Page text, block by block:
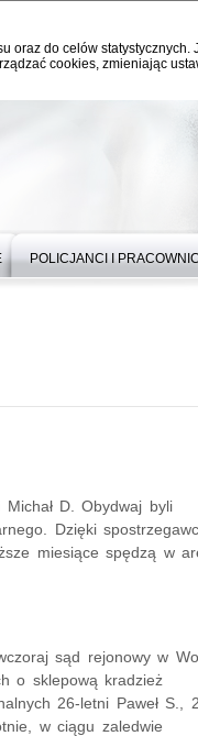
oraz do celów
cookies, zmieniając
POLICJANCI I
D. Obydwaj byli
Dzięki
miesiące spędzą w
sąd rejonowy w
o sklepową kradzież
26-letni Paweł S.,
w ciągu zaledwie